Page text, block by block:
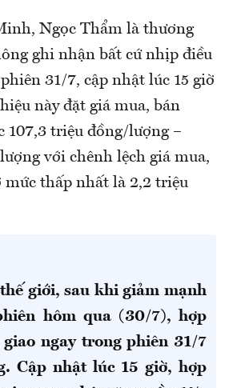
Ngọc Thẩm là thương
ghi nhận bất cứ nhịp điều
31/7, cập nhật lúc 15 giờ
này đặt giá mua, bán
107,3 triệu đồng/lượng –
với chênh lệch giá mua,
mức thấp nhất là 2,2 triệu
giới, sau khi giảm mạnh
hôm qua (30/7), hợp
ngay trong phiên 31/7
Cập nhật lúc 15 giờ, hợp